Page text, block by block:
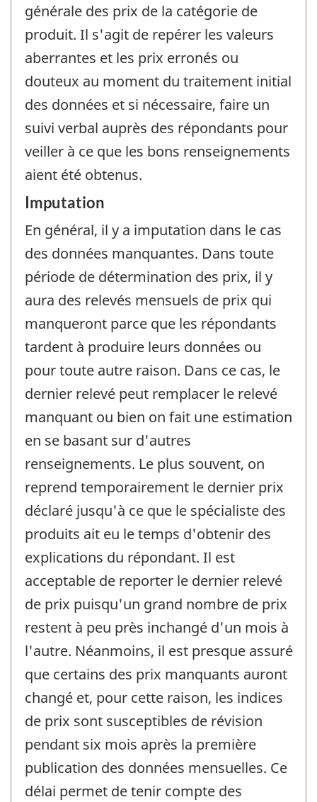
générale des prix de la catégorie de
produit. Il s'agit de repérer les valeurs
aberrantes et les prix erronés ou
douteux au moment du traitement initial
des données et si nécessaire, faire un
suivi verbal auprès des répondants pour
veiller à ce que les bons renseignements
aient été obtenus.
Imputation
En général, il y a imputation dans le cas
des données manquantes. Dans toute
période de détermination des prix, il y
aura des relevés mensuels de prix qui
manqueront parce que les répondants
tardent à produire leurs données ou
pour toute autre raison. Dans ce cas, le
dernier relevé peut remplacer le relevé
manquant ou bien on fait une estimation
en se basant sur d'autres
renseignements. Le plus souvent, on
reprend temporairement le dernier prix
déclaré jusqu'à ce que le spécialiste des
produits ait eu le temps d'obtenir des
explications du répondant. Il est
acceptable de reporter le dernier relevé
de prix puisqu'un grand nombre de prix
restent à peu près inchangé d'un mois à
l'autre. Néanmoins, il est presque assuré
que certains des prix manquants auront
changé et, pour cette raison, les indices
de prix sont susceptibles de révision
pendant six mois après la première
publication des données mensuelles. Ce
délai permet de tenir compte des